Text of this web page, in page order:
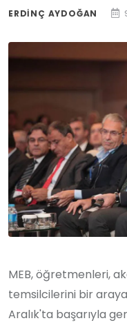
ERDINÇ AYDOĞAN
MEB, öğretmenleri,
temsilcilerini bir
Aralık'ta başarıyla